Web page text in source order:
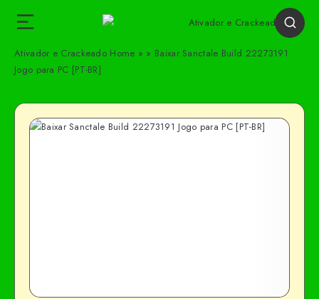
Ativador e Crackeado Home » » Baixar Sanctale Build 22273191
Jogo para PC [PT-BR]